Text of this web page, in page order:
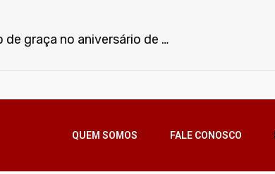
‘Ainda Estou Aqui’ será exibido de graça no aniversário de São Paulo
QUEM SOMOS FALE CONOSCO